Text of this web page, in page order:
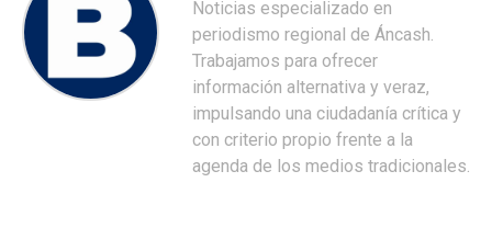
Noticias especializado en
periodismo regional de Áncash.
Trabajamos para ofrecer
información alternativa y veraz,
impulsando una ciudadanía crítica y
con criterio propio frente a la
agenda de los medios tradicionales.